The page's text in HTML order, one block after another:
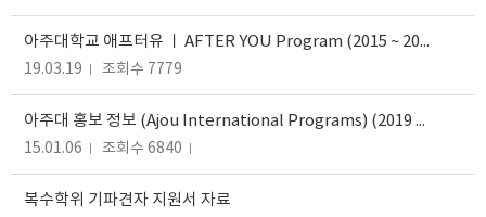
아주대학교 애프터유 ㅣ AFTER YOU Program (2015 ~ 2017년)
19.03.19 조회수 7779
아주대 홍보 정보 (Ajou International Programs) (2019 - 2020)
15.01.06 조회수 6840
복수학위 기파견자 지원서 자료